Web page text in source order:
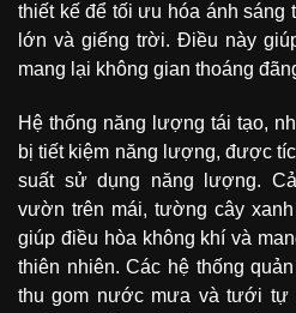
thiết kế để tối ưu hóa ánh sáng
lớn và giếng trời. Điều này
mang lại không gian thoáng
Hệ thống năng lượng tái tạo,
bị tiết kiệm năng lượng, được
suất sử dụng năng lượng.
vườn trên mái, tường cây
giúp điều hòa không khí và
thiên nhiên. Các hệ thống
thu gom nước mưa và tưới tự